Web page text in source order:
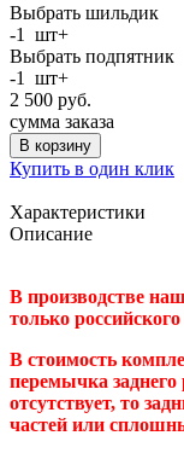
Выбрать шильдик
-1 шт+
Выбрать подпятник
-1 шт+
2 500 руб.
сумма заказа
В корзину
Купить в один клик
Характеристики
Описание
В производстве
только
В стоимость
перемычка заднего
отсутствует, то
частей или